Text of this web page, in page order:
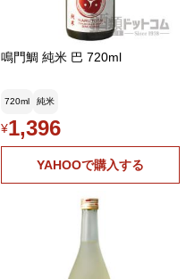
鳴門鯛 純米 巴 720ml
720ml 純米
¥1,396
YAHOOで購入する